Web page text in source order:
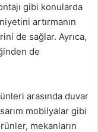
gibi konularda
artırmanın
de sağlar. Ayrıca,
de
arasında duvar
mobilyalar gibi
mekanların